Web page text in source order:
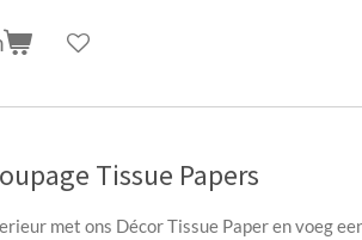
Tissue Papers
met ons Décor Tissue Paper en voeg